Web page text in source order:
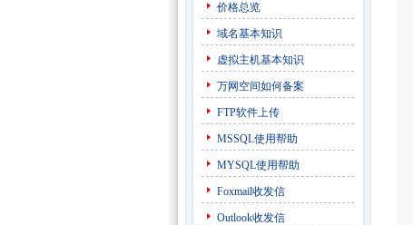
价格总览
域名基本知识
虚拟主机基本知识
万网空间如何备案
FTP软件上传
MSSQL使用帮助
MYSQL使用帮助
Foxmail收发信
Outlook收发信